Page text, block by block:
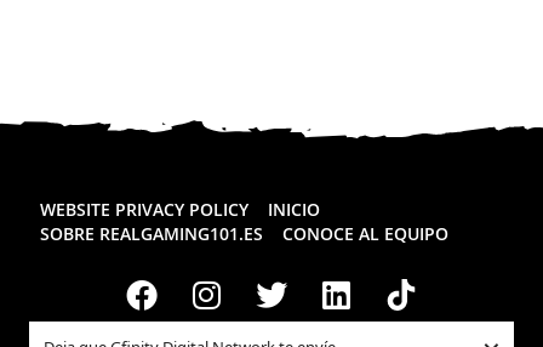
WEBSITE PRIVACY POLICY
INICIO
SOBRE REALGAMING101.ES
CONOCE AL EQUIPO